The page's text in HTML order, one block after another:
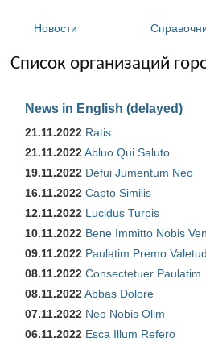
Новости
Список организаций
News in English (delayed)
21.11.2022 Ratis
21.11.2022Abluo Qui Saluto
19.11.2022 Defui Jumentum Neo
16.11.2022 Capto Similis
12.11.2022 Lucidus Turpis
10.11.2022 Bene Immitto Nobis
09.11.2022 Paulatim Premo
08.11.2022 Consectetuer Paulatim
08.11.2022Abbas Dolore
07.11.2022 Neo Nobis Olim
06.11.2022 Esca Illum Refero